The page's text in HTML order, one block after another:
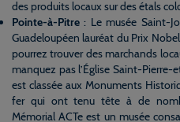
des produits locaux sur des étals
Pointe-à-Pitre : Le musée Saint-
Guadeloupéen lauréat du Prix
pourrez trouver des marchands
manquez pas l’Église Saint-
est classée aux Monuments
fer qui ont tenu tête à de
Mémorial ACTe est un musée